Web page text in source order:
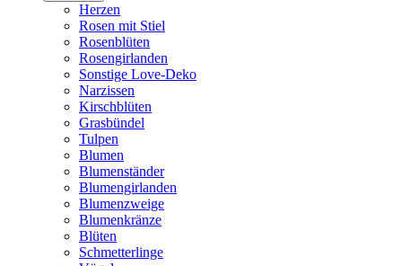
Herzen
Rosen mit Stiel
Rosenblüten
Rosengirlanden
Sonstige Love-Deko
Narzissen
Kirschblüten
Grasbündel
Tulpen
Blumen
Blumenständer
Blumengirlanden
Blumenzweige
Blumenkränze
Blüten
Schmetterlinge